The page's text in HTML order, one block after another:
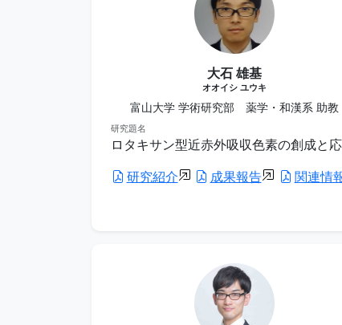
大石 雄基
オオイシ ユウキ
富山大学 学術研究部 薬学・和漢系 助教
研究題名
ロタキサン型近赤外吸収色素の創成と
研究紹介
成果報告 関連情